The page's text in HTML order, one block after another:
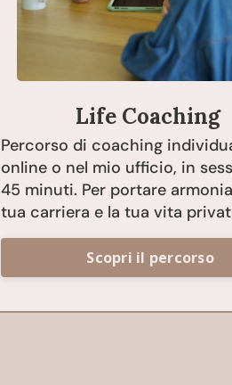
Life Coaching
Percorso di coaching
online o nel mio ufficio, in
45 minuti. Per portare
tua carriera e la tua vita
Scopri il percorso